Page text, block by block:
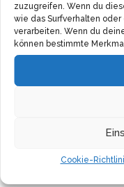
zuzugreifen. Wenn du
wie das Surfverhalten
verarbeiten. Wenn du
können bestimmte
Cookie-
Jede Charge
gesamte Produktion
von der Ernte bis zur
herzhafte Speisen